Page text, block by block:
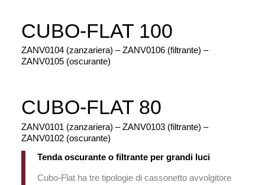
CUBO-FLAT 100
ZANV0104 (zanzariera) – ZANV0106 (filtrante) –
ZANV0105 (oscurante)
CUBO-FLAT 80
ZANV0101 (zanzariera) – ZANV0103 (filtrante) –
ZANV0102 (oscurante)
Tenda oscurante o filtrante per grandi luci
Cubo-Flat ha tre tipologie di cassonetto avvolgitore